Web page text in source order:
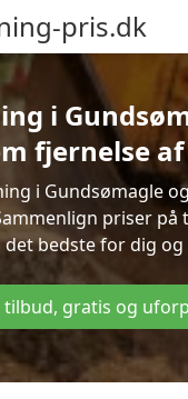
pris.dk
i
fjernelse
i Gundsømagle
priser
bedste for dig og
tilbud, gratis og